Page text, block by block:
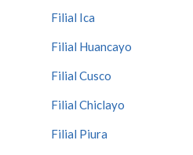
Filial Ica
Filial Huancayo
Filial Cusco
Filial Chiclayo
Filial Piura